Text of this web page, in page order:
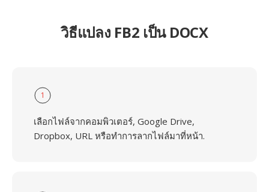
วิธีแปลง FB2 เป็น DOCX
1
เลือกไฟล์จากคอมพิวเตอร์, Google Drive,
Dropbox, URL หรือทำการลากไฟล์มาที่หน้า.